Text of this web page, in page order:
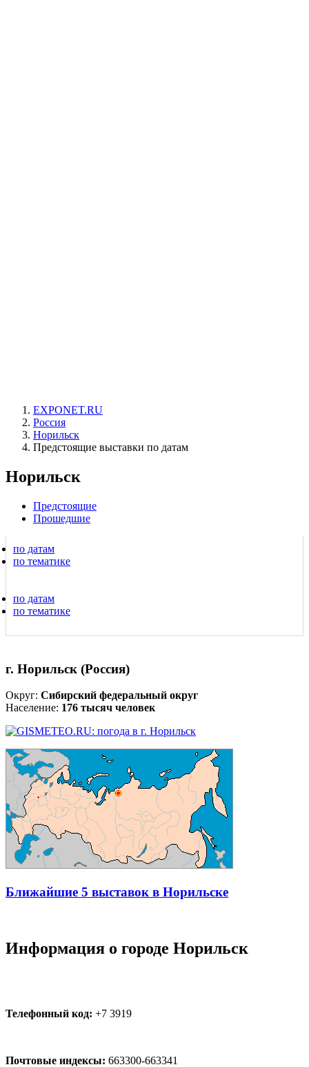
EXPONET.RU
Россия
Норильск
Предстоящие выставки по датам
Норильск
Предстоящие
Прошедшие
по датам
по тематике
по датам
по тематике
г. Норильск (Россия)
Округ: Сибирский федеральный округ
Население: 176 тысяч человек
Ближайшие 5 выставок в Норильске
Информация о городе Норильск
Телефонный код: +7 3919
Почтовые индексы: 663300-663341